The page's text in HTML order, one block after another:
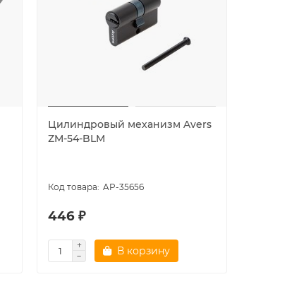
Цилиндровый механизм Avers
ZM-54-BLM
AP-35656
446 ₽
В корзину